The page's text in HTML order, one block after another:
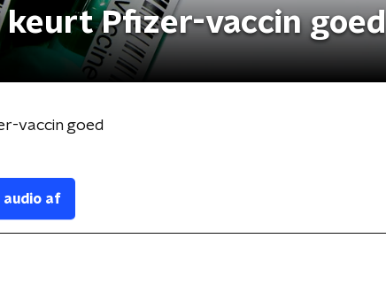
Pfizer-vaccin goed
vaccin goed
audio af